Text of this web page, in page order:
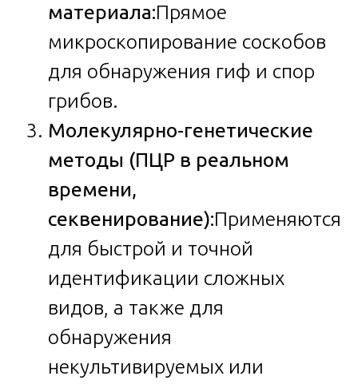
материала:Прямое
микроскопирование соскобов
для обнаружения гиф и спор
грибов.
Молекулярно-генетические
методы (ПЦР в реальном
времени,
секвенирование):Применяются
для быстрой и точной
идентификации сложных
видов, а также для
обнаружения
некультивируемых или